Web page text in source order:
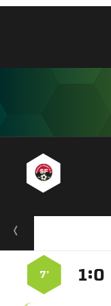
:
7’